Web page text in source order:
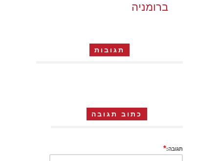
ברומניה
תגובות
כתוב תגובה
תגובה:*